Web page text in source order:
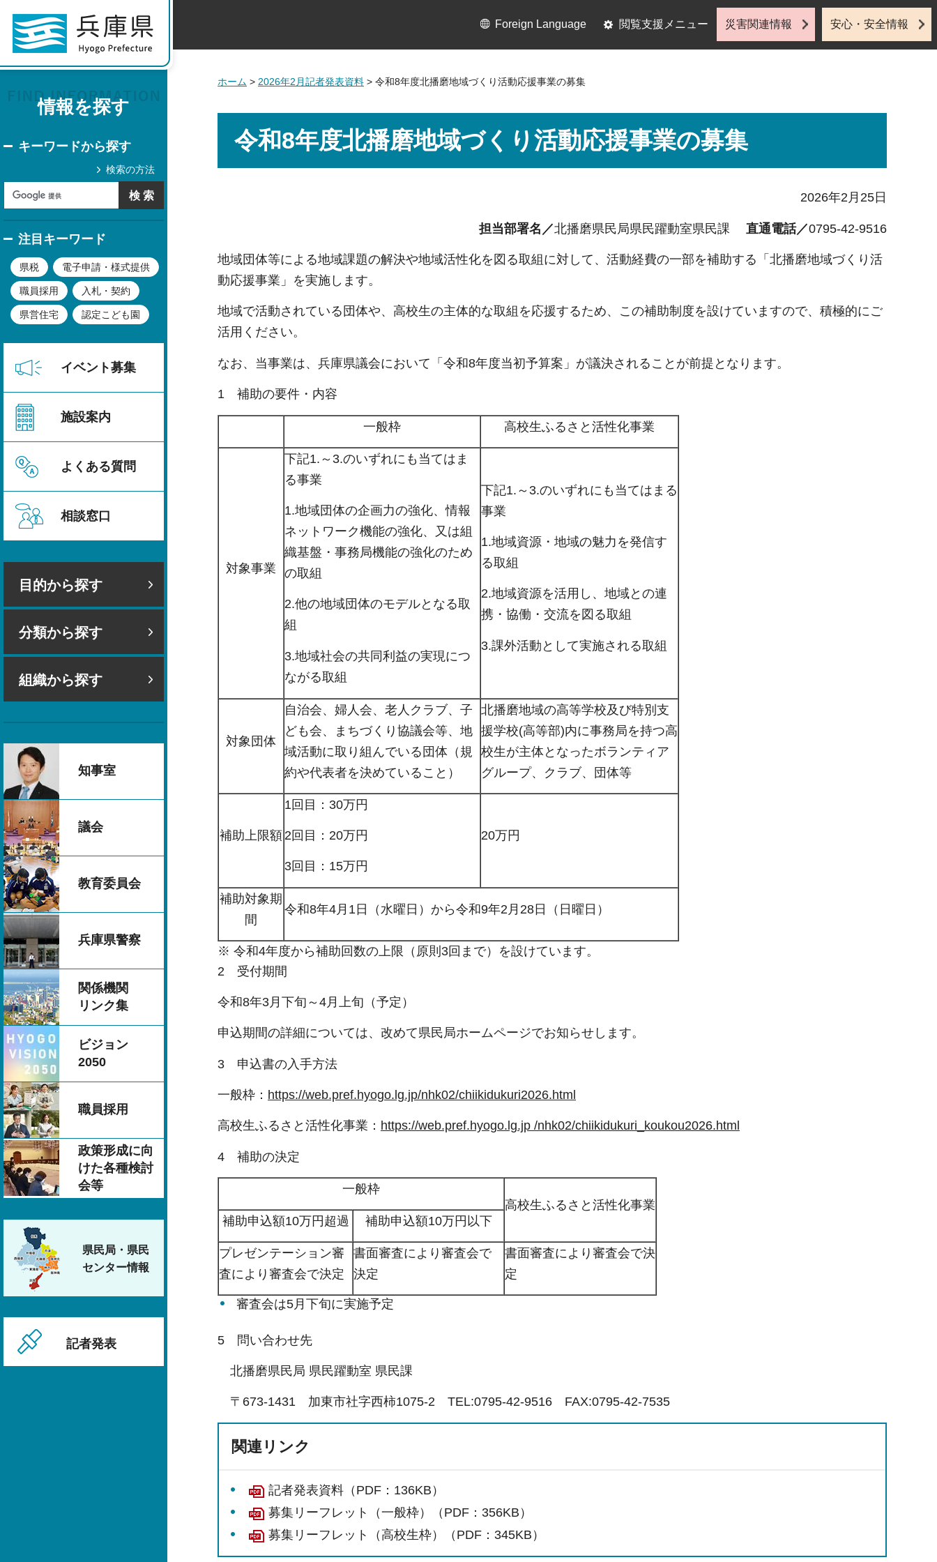
情報を探す
キーワードから探す
検索の方法
注目キーワード
県税 電子申請・様式提供
職員採用 入札・契約
県営住宅 認定こども園
イベント募集
施設案内
よくある質問
相談窓口
目的から探す
分類から探す
組織から探す
知事室
議会
教育委員会
兵庫県警察
関係機関
リンク集
ビジョン
2050
職員採用
政策形成に向
けた各種検討
会等
県民局・県民
センター情報
記者発表
Foreign Language 閲覧支援メニュー 災害関連情報 安心・安全情報
ホーム > 2026年2月記者発表資料 > 令和8年度北播磨地域づくり活動応援事業の募集
令和8年度北播磨地域づくり活動応援事業の募集
2026年2月25日
担当部署名／北播磨県民局県民躍動室県民課 直通電話／0795-42-9516
地域団体等による地域課題の解決や地域活性化を図る取組に対して、活動経費の一部を補助する「北播磨地域づくり活
動応援事業」を実施します。
地域で活動されている団体や、高校生の主体的な取組を応援するため、この補助制度を設けていますので、積極的にご
活用ください。
なお、当事業は、兵庫県議会において「令和8年度当初予算案」が議決されることが前提となります。
1 補助の要件・内容
一般枠 高校生ふるさと活性化事業
対象事業
下記1.～3.のいずれにも当てはま
る事業
1.地域団体の企画力の強化、情報
ネットワーク機能の強化、又は組
織基盤・事務局機能の強化のため
の取組
2.他の地域団体のモデルとなる取
組
3.地域社会の共同利益の実現につ
ながる取組
下記1.～3.のいずれにも当てはまる
事業
1.地域資源・地域の魅力を発信す
る取組
2.地域資源を活用し、地域との連
携・協働・交流を図る取組
3.課外活動として実施される取組
対象団体
自治会、婦人会、老人クラブ、子
ども会、まちづくり協議会等、地
域活動に取り組んでいる団体（規
約や代表者を決めていること）
北播磨地域の高等学校及び特別支
援学校(高等部)内に事務局を持つ高
校生が主体となったボランティア
グループ、クラブ、団体等
補助上限額
1回目：30万円
2回目：20万円
3回目：15万円
20万円
補助対象期
間
令和8年4月1日（水曜日）から令和9年2月28日（日曜日）
※ 令和4年度から補助回数の上限（原則3回まで）を設けています。
2 受付期間
令和8年3月下旬～4月上旬（予定）
申込期間の詳細については、改めて県民局ホームページでお知らせします。
3 申込書の入手方法
一般枠： https://web.pref.hyogo.lg.jp/nhk02/chiikidukuri2026.html
高校生ふるさと活性化事業： https://web.pref.hyogo.lg.jp /nhk02/chiikidukuri_koukou2026.html
4 補助の決定
一般枠
高校生ふるさと活性化事業
補助申込額10万円超過
補助申込額10万円以下
プレゼンテーション審
査により審査会で決定
書面審査により審査会で
決定
書面審査により審査会で決
定
審査会は5月下旬に実施予定
5 問い合わせ先
北播磨県民局 県民躍動室 県民課
〒673-1431 加東市社字西柿1075-2 TEL:0795-42-9516 FAX:0795-42-7535
関連リンク
記者発表資料（PDF：136KB）
募集リーフレット（一般枠）（PDF：356KB）
募集リーフレット（高校生枠）（PDF：345KB）